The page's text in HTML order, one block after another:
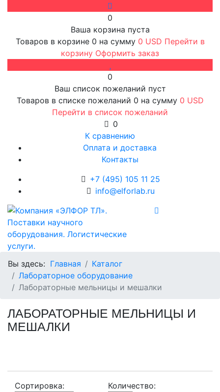
0
Ваша корзина пуста
Товаров в корзине 0 на сумму 0 USD Перейти в
корзину Оформить заказ
0
Ваш список пожеланий пуст
Товаров в списке пожеланий 0 на сумму 0 USD
Перейти в список пожеланий
0
К сравнению
Оплата и доставка
Контакты
+7 (495) 105 11 25
info@elforlab.ru
Вы здесь: Главная
Каталог
Лабораторное оборудование
Лабораторные мельницы и мешалки
ЛАБОРАТОРНЫЕ МЕЛЬНИЦЫ И
МЕШАЛКИ
Сортировка:
Количество: